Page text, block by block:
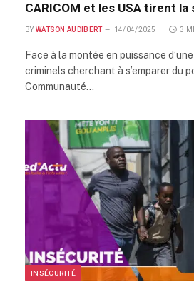
CARICOM et les USA tirent la
BY WATSON AUDIBERT 14/04/2025 3
Face à la montée en puissance
criminels cherchant à s’emparer du
Communauté…
INSÉCURITÉ